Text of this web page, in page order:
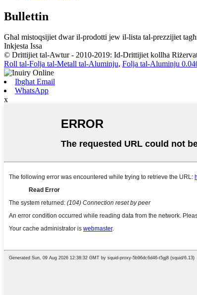
Bullettin
Għal mistoqsijiet dwar il-prodotti jew il-lista tal-prezzijiet
Inkjesta Issa
© Drittijiet tal-Awtur - 2010-2019: Id-Drittijiet kollha
Roll tal-Folja tal-Metall tal-Aluminju, Folja tal-Aluminju
Ibgħat Email
WhatsApp
x